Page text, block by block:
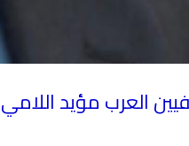
العرب مؤيد